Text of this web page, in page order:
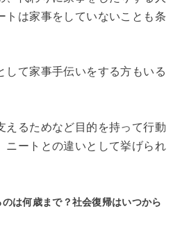
トは家事をしていないことも条
して家事手伝いをする方もいる
えるためなど目的を持って行動
ニートとの違いとして挙げられ
は何歳まで？社会復帰はいつから